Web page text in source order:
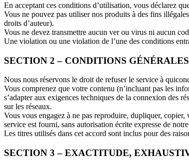
En acceptant ces conditions d’utilisation, vous déclarez
Vous ne pouvez pas utiliser nos produits à des fins
droits d’auteur).
Vous ne devez transmettre aucun ver ou virus ni aucun
Une violation ou une violation de l’une des conditions
SECTION 2 – CONDITIONS GÉNÉRALES
Nous nous réservons le droit de refuser le service à
Vous comprenez que votre contenu (n’incluant pas les
s’adapter aux exigences techniques de la connexion des
sur les réseaux.
Vous vous engagez à ne pas reproduire, dupliquer,
service est fourni, sans autorisation écrite expresse de
Les titres utilisés dans cet accord sont inclus pour des
SECTION 3 – EXACTITUDE,